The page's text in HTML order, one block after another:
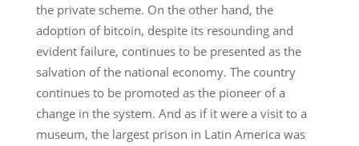
the private scheme. On the other hand, the
adoption of bitcoin, despite its resounding and
evident failure, continues to be presented as the
salvation of the national economy. The country
continues to be promoted as the pioneer of a
change in the system. And as if it were a visit to a
museum, the largest prison in Latin America was